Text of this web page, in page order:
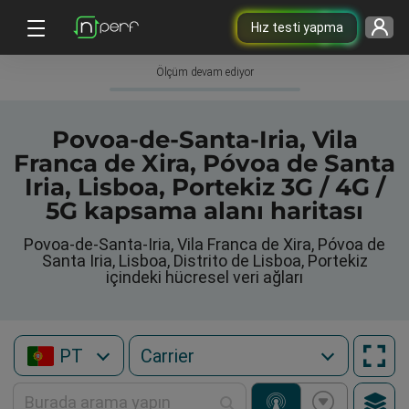
Hız testi yapma
Ölçüm devam ediyor
Povoa-de-Santa-Iria, Vila
Franca de Xira, Póvoa de Santa
Iria, Lisboa, Portekiz 3G / 4G /
5G kapsama alanı haritası
Povoa-de-Santa-Iria, Vila Franca de Xira, Póvoa de
Santa Iria, Lisboa, Distrito de Lisboa, Portekiz
içindeki hücresel veri ağları
PT